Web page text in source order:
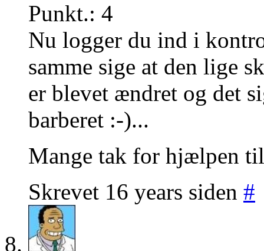
Punkt.: 4
Nu logger du ind i
samme sige at den lige
er blevet ændret og det
barberet :-)...
Mange tak for hjælpen
Skrevet 16 years siden #